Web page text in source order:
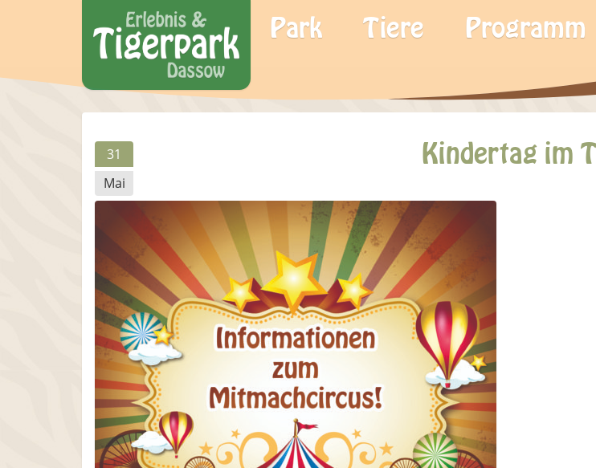
Park Tiere Programm
31
Mai
Kindertag im